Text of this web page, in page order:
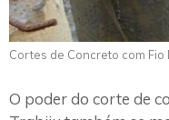
Cortes de Concreto com Fio
O poder do corte de